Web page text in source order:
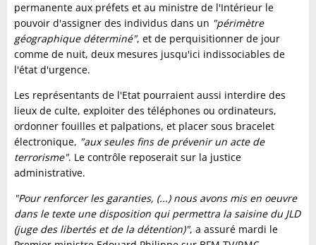
permanente aux préfets et au ministre de l'Intérieur le
pouvoir d'assigner des individus dans un "périmètre
géographique déterminé", et de perquisitionner de jour
comme de nuit, deux mesures jusqu'ici indissociables de
l'état d'urgence.
Les représentants de l'Etat pourraient aussi interdire des
lieux de culte, exploiter des téléphones ou ordinateurs,
ordonner fouilles et palpations, et placer sous bracelet
électronique, "aux seules fins de prévenir un acte de
terrorisme". Le contrôle reposerait sur la justice
administrative.
"Pour renforcer les garanties, (...) nous avons mis en oeuvre
dans le texte une disposition qui permettra la saisine du JLD
(juge des libertés et de la détention)", a assuré mardi le